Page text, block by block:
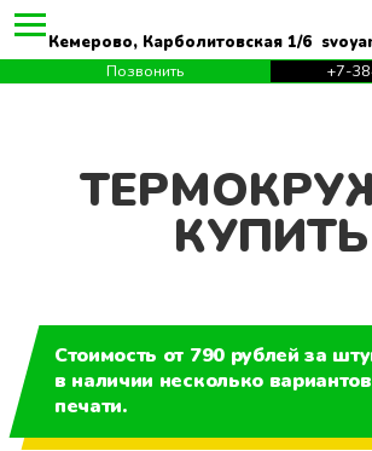
Кемерово, Карболитовская 1/6
Позвонить
+7-
КУПИТЬ
Стоимость от 790 рублей за
в наличии несколько
печати.